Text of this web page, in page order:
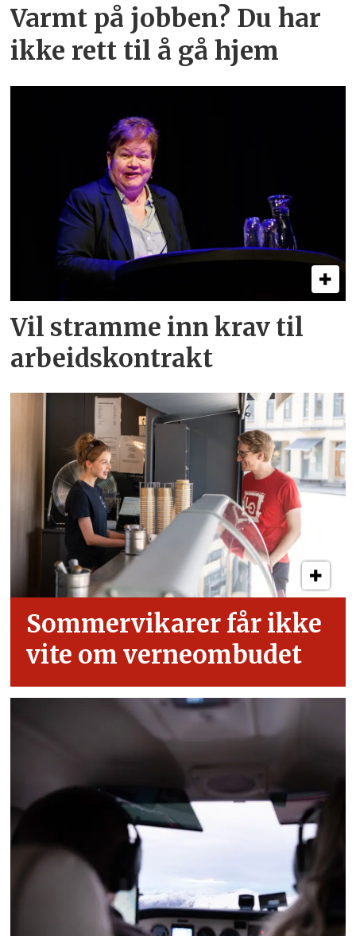
Varmt på jobben? Du har
ikke rett til å gå hjem
Vil stramme inn krav til
arbeids­kontrakt
Sommervikarer får ikke
vite om verneombudet